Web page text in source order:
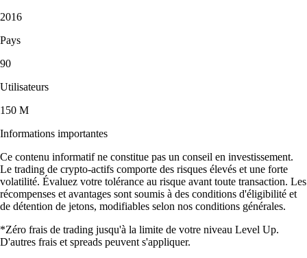
2016
Pays
90
Utilisateurs
150 M
Informations importantes
Ce contenu informatif ne constitue pas un conseil en investissement.
Le trading de crypto-actifs comporte des risques élevés et une forte
volatilité. Évaluez votre tolérance au risque avant toute transaction. Les
récompenses et avantages sont soumis à des conditions d'éligibilité et
de détention de jetons, modifiables selon nos conditions générales.
*Zéro frais de trading jusqu'à la limite de votre niveau Level Up.
D'autres frais et spreads peuvent s'appliquer.